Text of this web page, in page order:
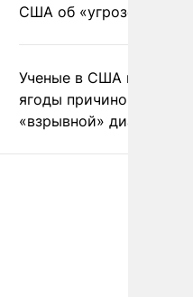
США об «угрозе
Ученые в США назвали
ягоды причиной
«взрывной» диареи